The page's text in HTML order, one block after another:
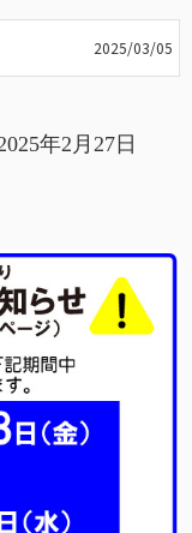
2025/03/05
年2月27日